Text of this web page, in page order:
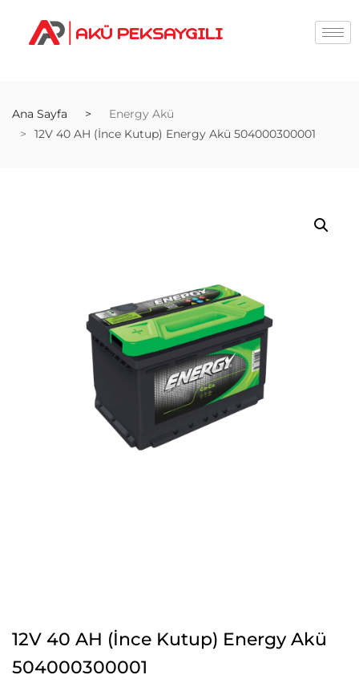
Ana Sayfa
Energy Akü
12V 40 AH (İnce Kutup) Energy Akü 504000300001
12V 40 AH (İnce Kutup) Energy Akü
504000300001